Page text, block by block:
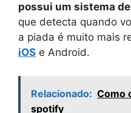
possui um sistema
que detecta quando
a piada é muito mais
iOS e Android.
Relacionado: Como
spotify